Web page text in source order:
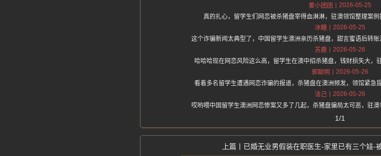
姜小团团
2026-05-25
真的扎心，留学生们网恋被杀猪盘宰得血淋淋，驻澳领馆整理案例
冰糖
2026-05-25
这个诈骗新闻太典型了，中国留学生澳洲亲历杀猪盘，甜言蜜语后转账
苏鹿
2026-05-26
哈哈哈现在网恋风险这么高，留学生在澳中招杀猪盘，钱财损失大，
郭聪明
2026-05-26
看着多名留学生遭遇网恋诈骗的报道，杀猪盘在澳洲频发，领馆紧急
洁己
2026-05-26
哎哟喂中国留学生澳洲网恋惨案又多了几起，杀猪盘骗局太可恶，驻澳
1/1
已婚无业男假装在职医生-家里已有三个娃-